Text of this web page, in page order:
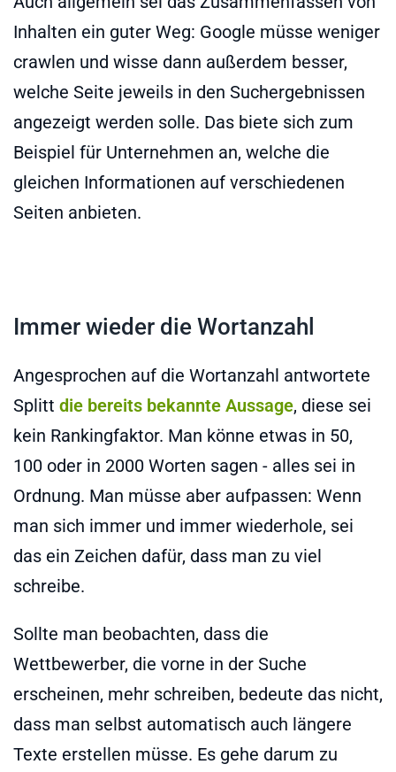
Inhalten ein guter Weg: Google müsse weniger
crawlen und wisse dann außerdem besser,
welche Seite jeweils in den Suchergebnissen
angezeigt werden solle. Das biete sich zum
Beispiel für Unternehmen an, welche die
gleichen Informationen auf verschiedenen
Seiten anbieten.
Immer wieder die Wortanzahl
Angesprochen auf die Wortanzahl antwortete
Splitt die bereits bekannte Aussage, diese sei
kein Rankingfaktor. Man könne etwas in 50,
100 oder in 2000 Worten sagen - alles sei in
Ordnung. Man müsse aber aufpassen: Wenn
man sich immer und immer wiederhole, sei
das ein Zeichen dafür, dass man zu viel
schreibe.
Sollte man beobachten, dass die
Wettbewerber, die vorne in der Suche
erscheinen, mehr schreiben, bedeute das nicht,
dass man selbst automatisch auch längere
Texte erstellen müsse. Es gehe darum zu